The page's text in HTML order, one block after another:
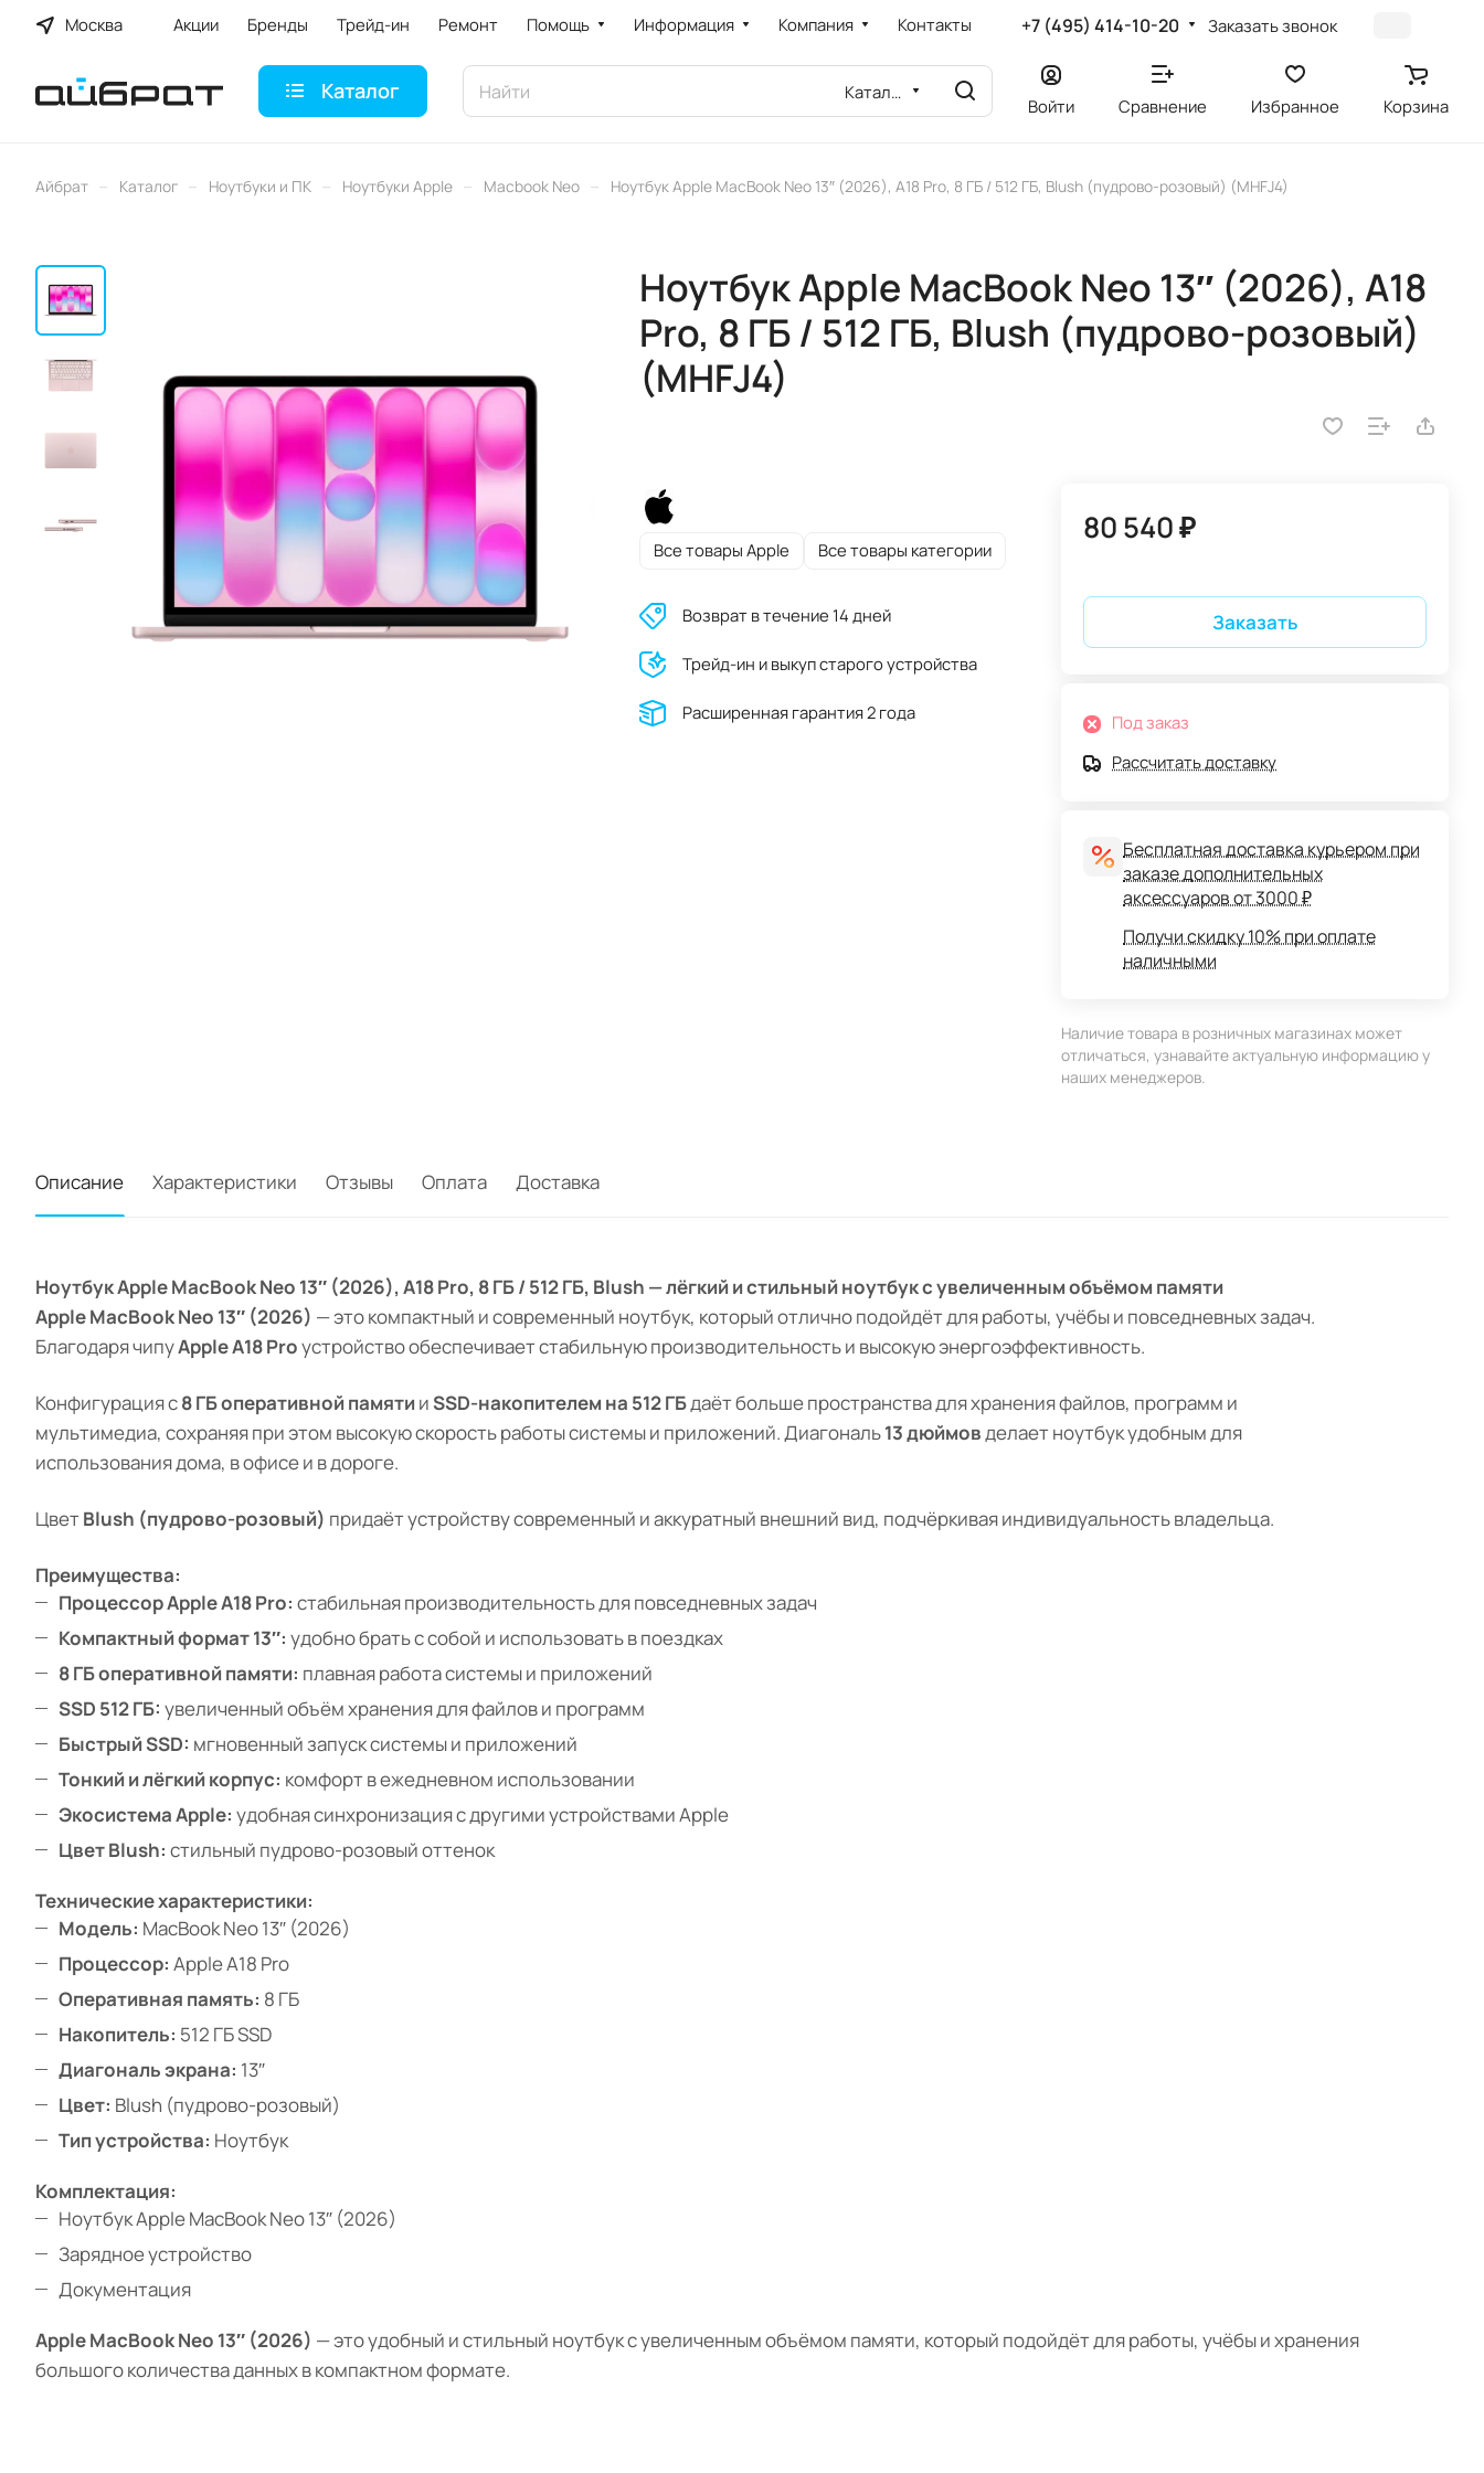
Москва Акции Бренды Трейд-ин Ремонт Помощь Информация Компания Контакты +7 (495) 414-10-20 Заказать звонок
Каталог Каталог
Войти Сравнение Избранное Корзина
Айбрат – Каталог – Ноутбуки и ПК – Ноутбуки Apple – Macbook Neo – Ноутбук Apple MacBook Neo 13″ (2026), A18 Pro, 8 ГБ / 512 ГБ, Blush (пудрово-розовый) (MHFJ4)
Ноутбук Apple MacBook Neo 13″ (2026), A18
Pro, 8 ГБ / 512 ГБ, Blush (пудрово-розовый)
(MHFJ4)
Все товары Apple Все товары категории
Возврат в течение 14 дней
Трейд-ин и выкуп старого устройства
Расширенная гарантия 2 года
80 540 ₽
Заказать
Под заказ
Рассчитать доставку
Бесплатная доставка курьером при
заказе дополнительных
аксессуаров от 3000 ₽
Получи скидку 10% при оплате
наличными
Наличие товара в розничных магазинах может
отличаться, узнавайте актуальную информацию у
наших менеджеров.
Описание Характеристики Отзывы Оплата Доставка
Ноутбук Apple MacBook Neo 13″ (2026), A18 Pro, 8 ГБ / 512 ГБ, Blush — лёгкий и стильный ноутбук с увеличенным объёмом памяти
Apple MacBook Neo 13″ (2026) — это компактный и современный ноутбук, который отлично подойдёт для работы, учёбы и повседневных задач.
Благодаря чипуApple A18 Proустройство обеспечивает стабильную производительность и высокую энергоэффективность.
Конфигурация с8 ГБ оперативной памятииSSD-накопителем на 512 ГБдаёт больше пространства для хранения файлов, программ и
мультимедиа, сохраняя при этом высокую скорость работы системы и приложений. Диагональ13 дюймовделает ноутбук удобным для
использования дома, в офисе и в дороге.
ЦветBlush (пудрово-розовый) придаёт устройству современный и аккуратный внешний вид, подчёркивая индивидуальность владельца.
Преимущества:
Процессор Apple A18 Pro: стабильная производительность для повседневных задач
Компактный формат 13″: удобно брать с собой и использовать в поездках
8 ГБ оперативной памяти: плавная работа системы и приложений
SSD 512 ГБ: увеличенный объём хранения для файлов и программ
Быстрый SSD: мгновенный запуск системы и приложений
Тонкий и лёгкий корпус: комфорт в ежедневном использовании
Экосистема Apple: удобная синхронизация с другими устройствами Apple
Цвет Blush: стильный пудрово-розовый оттенок
Технические характеристики:
Модель: MacBook Neo 13″ (2026)
Процессор: Apple A18 Pro
Оперативная память: 8 ГБ
Накопитель: 512 ГБ SSD
Диагональ экрана: 13″
Цвет: Blush (пудрово-розовый)
Тип устройства: Ноутбук
Комплектация:
Ноутбук Apple MacBook Neo 13″ (2026)
Зарядное устройство
Документация
Apple MacBook Neo 13″ (2026) — это удобный и стильный ноутбук с увеличенным объёмом памяти, который подойдёт для работы, учёбы и хранения
большого количества данных в компактном формате.